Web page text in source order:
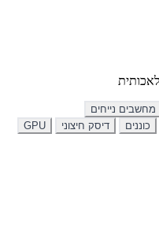
מחשבים נייחים
כוננים דיסק חיצוני GPU